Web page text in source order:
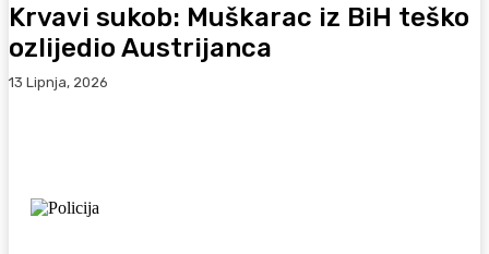
Krvavi sukob: Muškarac iz BiH teško
ozlijedio Austrijanca
13 Lipnja, 2026